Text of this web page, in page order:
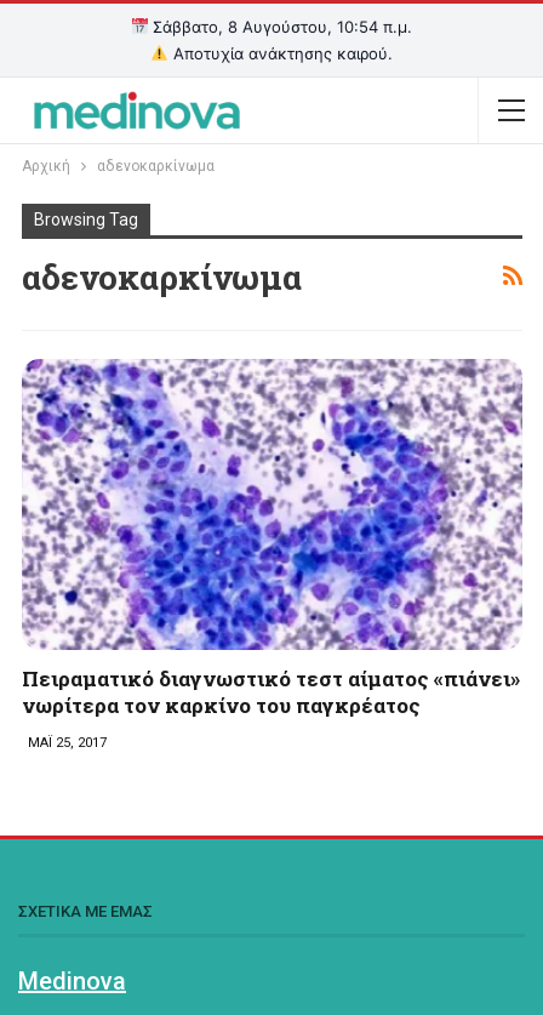
Σάββατο, 8 Αυγούστου, 10:54 π.μ.
Αποτυχία ανάκτησης καιρού.
Αρχική αδενοκαρκίνωμα
Browsing Tag
αδενοκαρκίνωμα
Πειραματικό διαγνωστικό τεστ αίματος «πιάνει»
νωρίτερα τον καρκίνο του παγκρέατος
ΜΑΪ 25, 2017
ΣΧΕΤΙΚΑ ΜΕ ΕΜΑΣ
Medinova